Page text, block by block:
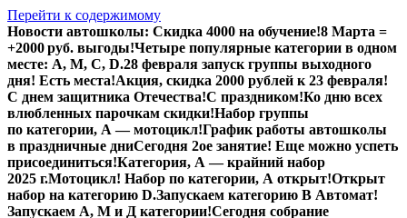
Перейти к содержимому
Новости автошколы: Скидка 4000 на обучение!8 Марта =
+2000 руб. выгоды!Четыре популярные категории в одном
месте: А, М, С, D.28 февраля запуск группы выходного
дня! Есть места!Акция, скидка 2000 рублей к 23 февраля!
С днем защитника Отечества!С праздником!Ко дню всех
влюбленных парочкам скидки!Набор группы
по категории, А — мотоцикл!График работы автошколы
в праздничные дниСегодня 2ое занятие! Еще можно успеть
присоединиться!Категория, А — крайний набор
2025 г.Мотоцикл! Набор по категории, А открыт!Открыт
набор на категорию D.Запускаем категорию В Автомат!
Запускаем А, М и Д категории!Сегодня собрание